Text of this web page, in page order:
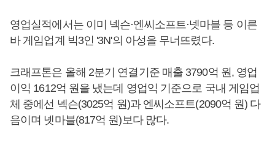
영업실적에서는 이미 넥슨·엔씨소프트·넷마블 등 이른
바 게임업계 빅3인 '3N'의 아성을 무너뜨렸다.
크래프톤은 올해 2분기 연결기준 매출 3790억 원, 영업
이익 1612억 원을 냈는데 영업익 기준으로 국내 게임업
체 중에선 넥슨(3025억 원)과 엔씨소프트(2090억 원) 다
음이며 넷마블(817억 원)보다 많다.